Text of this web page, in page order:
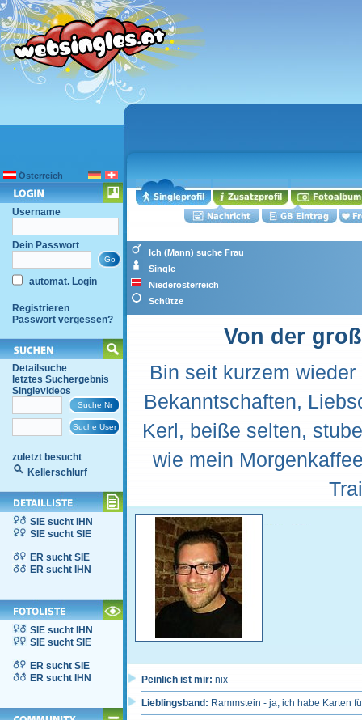
Österreich
Username
Dein Passwort
automat. Login
Registrieren
Passwort vergessen?
Detailsuche
letztes Suchergebnis
Singlevideos
zuletzt besucht
Kellerschlurf
SIE sucht IHN
SIE sucht SIE
ER sucht SIE
ER sucht IHN
SIE sucht IHN
SIE sucht SIE
ER sucht SIE
ER sucht IHN
Ich (Mann) suche Frau
Single
Niederösterreich
Schütze
Von der
Bin seit kurzem
Bekanntschaften,
Kerl, beiße selten,
wie mein
Peinlich ist mir: nix
Lieblingsband: Rammstein - ja, ich habe Karten